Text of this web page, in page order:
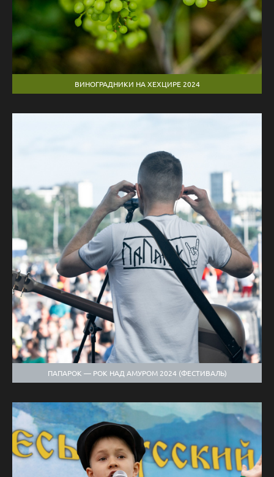
ВИНОГРАДНИКИ НА ХЕХЦИРЕ 2024
ПАПАРОК — РОК НАД АМУРОМ 2024 (ФЕСТИВАЛЬ)